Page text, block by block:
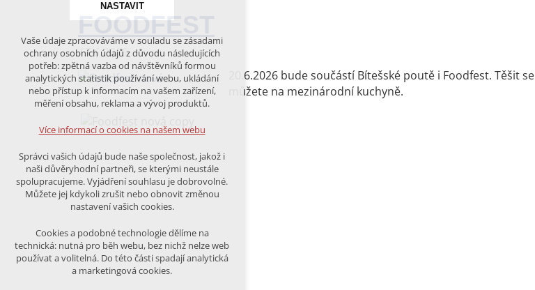
FOODFEST
17.6.2026
20.6.2026 bude součástí Bítešské poutě i Foodfest. Těšit se
můžete na mezinárodní kuchyně.
NASTAVIT
Technická cookies
nutná pro provozování webu
udržení kontextu stránek (session):
případná přihlášení, volby jazyka, apod.
analytická pro anonymizované
vyhodnocení návštěvnosti
marketingová cookies (Google)
Více informací o cookies na našem webu
ODMÍTNOUT VŠE
Vaše údaje zpracováváme v souladu se zásadami
ochrany osobních údajů z důvodu následujících
potřeb: zpětná vazba od návštěvníků formou
analytických statistik používání webu, ukládání
nebo přístup k informacím na vašem zařízení,
měření obsahu, reklama a vývoj produktů.
Více informací o cookies na našem webu
Správci vašich údajů bude naše společnost, jakož i
naši důvěryhodní partneři, se kterými neustále
spolupracujeme. Vyjádření souhlasu je dobrovolné.
Můžete jej kdykoli zrušit nebo obnovit změnou
nastavení vašich cookies.
Cookies a podobné technologie dělíme na
technická: nutná pro běh webu, bez nichž nelze web
používat a volitelná. Do této části spadají analytická
a marketingová cookies.